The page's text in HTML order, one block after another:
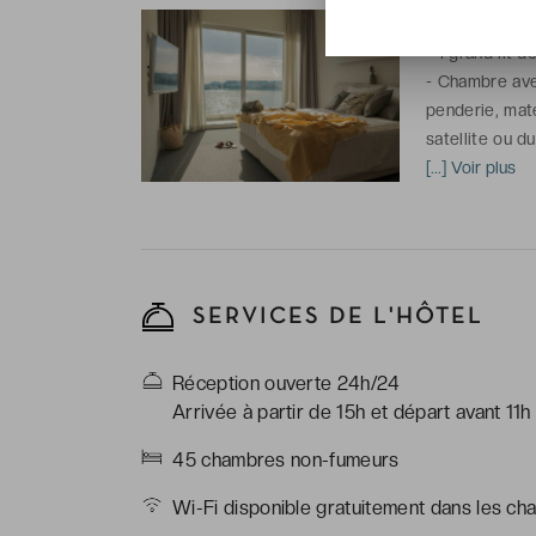
-1 grand lit
- Chambre
penderie,
satellite ou
coffre-fort,
[...] Voir plus
SERVICES DE L'HÔTEL
Réception ouverte 24h/24
Arrivée à partir de 15h et départ avant 11h
45 chambres non-fumeurs
Wi-Fi disponible gratuitement dans les